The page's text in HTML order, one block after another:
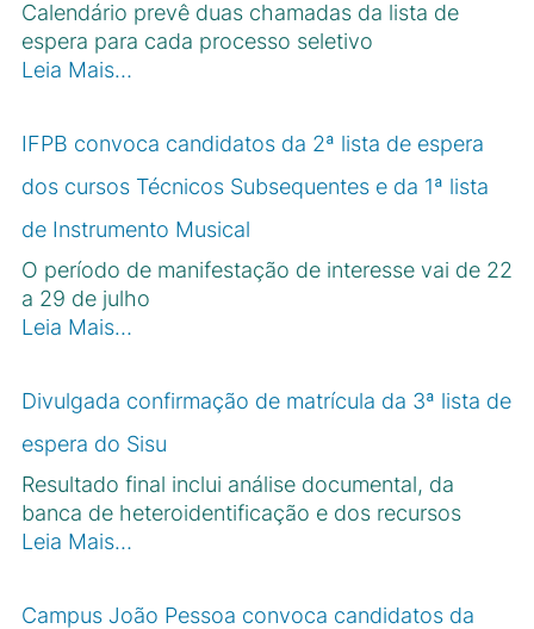
Calendário prevê duas chamadas da lista de
espera para cada processo seletivo
Leia Mais…
IFPB convoca candidatos da 2ª lista de espera
dos cursos Técnicos Subsequentes e da 1ª lista
de Instrumento Musical
O período de manifestação de interesse vai de 22
a 29 de julho
Leia Mais…
Divulgada confirmação de matrícula da 3ª lista de
espera do Sisu
Resultado final inclui análise documental, da
banca de heteroidentificação e dos recursos
Leia Mais…
Campus João Pessoa convoca candidatos da